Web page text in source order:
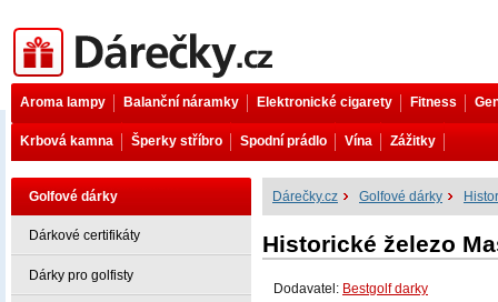
Dárečky.cz
Aroma lampy Balanční náramky Elektronické cigarety Fitness
Krbová kamna Šperky stříbro Spodní prádlo Vína Zážitky
Golfové dárky
Dárkové certifikáty
Dárky pro golfisty
Dárečky.cz Golfové dárky
Historické železo
Dodavatel: Bestgolf darky